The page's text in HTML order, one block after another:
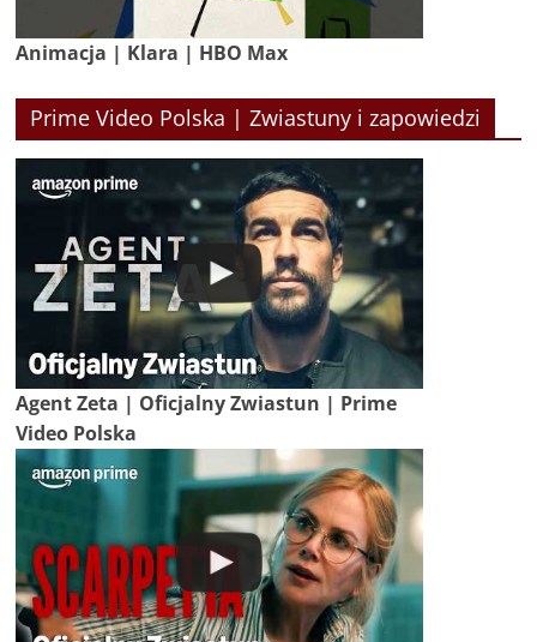
Animacja | Klara | HBO Max
Prime Video Polska | Zwiastuny i zapowiedzi
Agent Zeta | Oficjalny Zwiastun | Prime
Video Polska